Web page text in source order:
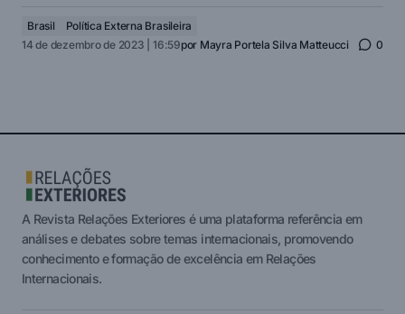
Brasil
Política Externa Brasileira
14 de dezembro de 2023 | 16:59por Mayra Portela Silva Matteucci 0
A Revista Relações Exteriores é uma plataforma referência em
análises e debates sobre temas internacionais, promovendo
conhecimento e formação de excelência em Relações
Internacionais.